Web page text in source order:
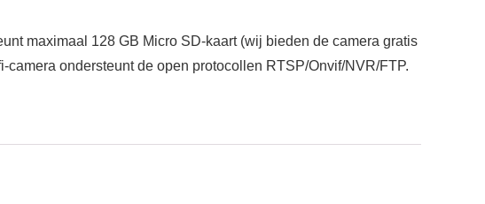
maximaal 128 GB Micro SD-kaart (wij bieden de camera gratis
ondersteunt de open protocollen RTSP/Onvif/NVR/FTP.